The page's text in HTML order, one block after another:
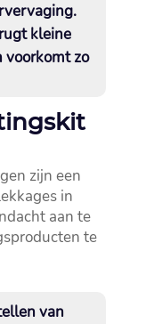
kleine
voorkomt zo
zijn een
in
aan te
te
van